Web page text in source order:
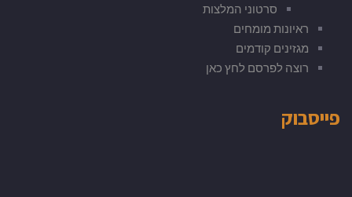
סרטוני המלצות
ראיונות מומחים
מגזינים קודמים
רוצה לפרסם לחץ כאן
פייסבוק